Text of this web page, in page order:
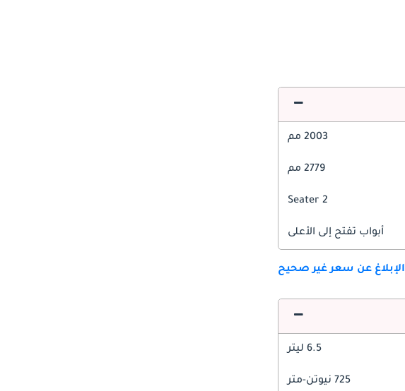
2003 مم
2779 مم
2 Seater
أبواب تفتح إلى الأعلى
الإبلاغ عن سعر غير صحيح
6.5 ليتر
725 نيوتن-متر